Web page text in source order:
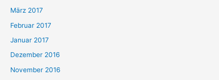
März 2017
Februar 2017
Januar 2017
Dezember 2016
November 2016